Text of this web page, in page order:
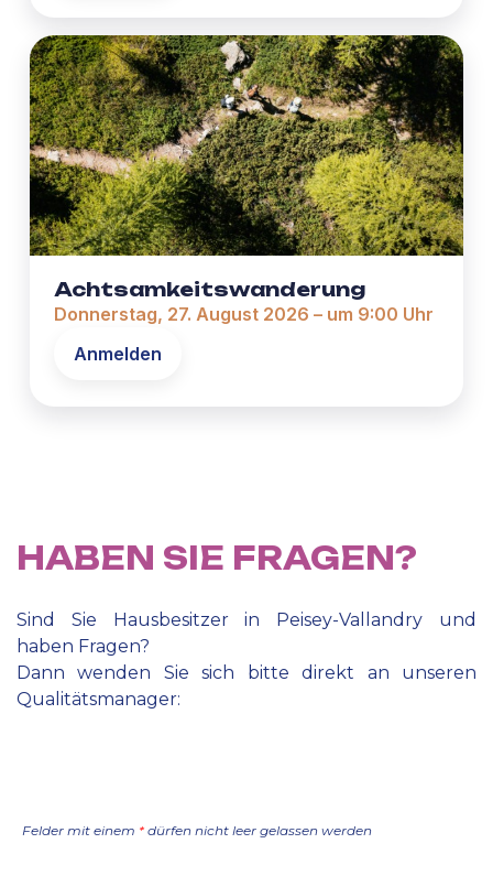
Achtsamkeitswanderung
Donnerstag, 27. August 2026 – um 9:00 Uhr
Anmelden
HABEN SIE FRAGEN?
Sind Sie Hausbesitzer in Peisey-Vallandry und
haben Fragen?
Dann wenden Sie sich bitte direkt an unseren
Qualitätsmanager:
Felder mit einem * dürfen nicht leer gelassen werden